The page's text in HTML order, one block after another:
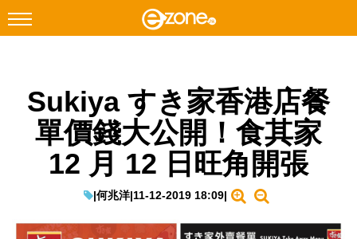
Facebook Instagram
科技焦點
網絡生活
教學評測
Sukiya すき家香港店餐
單價錢大公開！食其家
12 月 12 日旺角開張
|何兆洋|11-12-2019 18:09|